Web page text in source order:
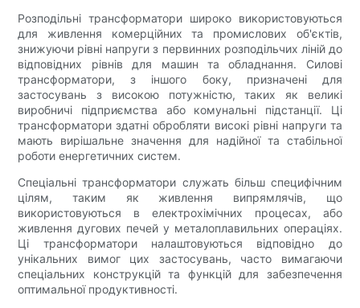
Розподільні трансформатори широко використовуються
для живлення комерційних та промислових об'єктів,
знижуючи рівні напруги з первинних розподільчих ліній до
відповідних рівнів для машин та обладнання. Силові
трансформатори, з іншого боку, призначені для
застосувань з високою потужністю, таких як великі
виробничі підприємства або комунальні підстанції. Ці
трансформатори здатні обробляти високі рівні напруги та
мають вирішальне значення для надійної та стабільної
роботи енергетичних систем.
Спеціальні трансформатори служать більш специфічним
цілям, таким як живлення випрямлячів, що
використовуються в електрохімічних процесах, або
живлення дугових печей у металоплавильних операціях.
Ці трансформатори налаштовуються відповідно до
унікальних вимог цих застосувань, часто вимагаючи
спеціальних конструкцій та функцій для забезпечення
оптимальної продуктивності.